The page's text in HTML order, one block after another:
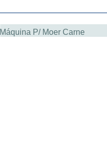
Máquina P/ Moer Carne